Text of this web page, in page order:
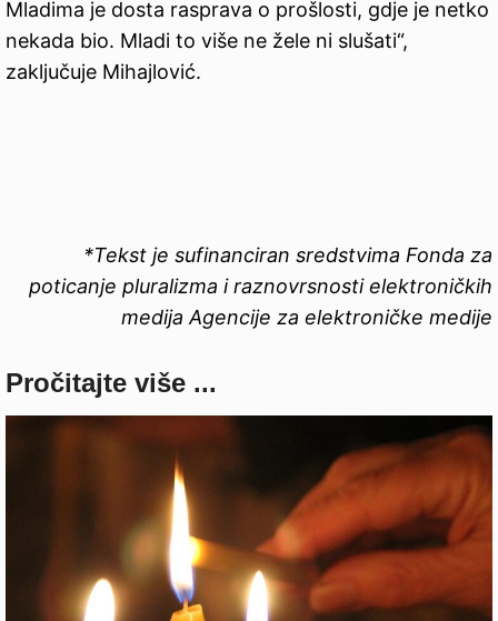
Mladima je dosta rasprava o prošlosti, gdje je netko
nekada bio. Mladi to više ne žele ni slušati“,
zaključuje Mihajlović.
*Tekst je sufinanciran sredstvima Fonda za
poticanje pluralizma i raznovrsnosti elektroničkih
medija Agencije za elektroničke medije
Pročitajte više ...